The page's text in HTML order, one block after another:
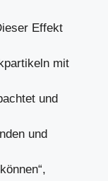
Effekt
mit
und
und